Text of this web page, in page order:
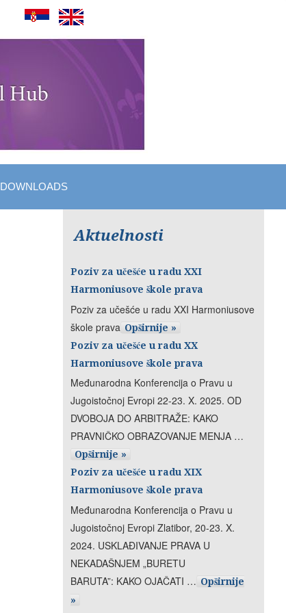
DOWNLOADS
Aktuelnosti
Poziv za učešće u radu XXI
Harmoniusove škole prava
Poziv za učešće u radu XXI Harmoniusove
škole prava Opširnije »
Poziv za učešće u radu XX
Harmoniusove škole prava
Međunarodna Konferencija o Pravu u
Jugoistočnoj Evropi 22-23. X. 2025. OD
DVOBOJA DO ARBITRAŽE: KAKO
PRAVNIČKO OBRAZOVANJE MENJA …
Opširnije »
Poziv za učešće u radu XIX
Harmoniusove škole prava
Međunarodna Konferencija o Pravu u
Jugoistočnoj Evropi Zlatibor, 20-23. X.
2024. USKLAĐIVANJE PRAVA U
NEKADAŠNJEM „BURETU
BARUTA”: KAKO OJAČATI … Opširnije
»